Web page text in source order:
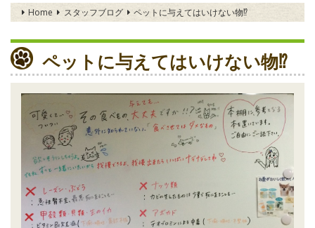
Home スタッフブログ ペットに与えてはいけない物⁉️
ペットに与えてはいけない物⁉️